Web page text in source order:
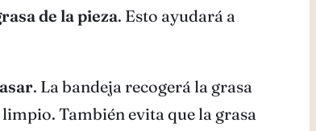
de la pieza. Esto ayudará a
. La bandeja recogerá la grasa
También evita que la grasa